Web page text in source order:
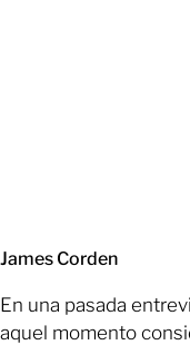
James Corden
En una pasada
aquel momento